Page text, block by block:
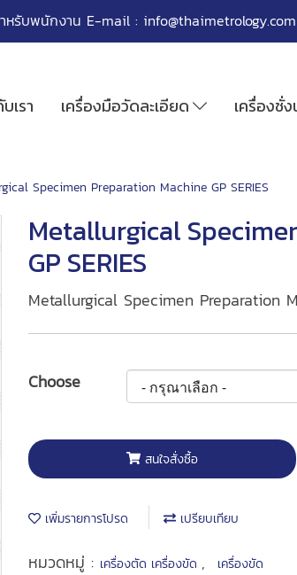
หรับพนักงาน E-mail : info@thaimetrology.com
เรา เครื่องมือวัดละเอียด เครื่องชั่
Specimen Preparation Machine GP SERIES
Metallurgical
GP SERIES
Metallurgical Specimen Preparation
Choose
สนใจสั่งซื้อ
เพิ่มรายการโปรด เปรียบเทียบ
หมวดหมู่ : เครื่องตัด เครื่องขัด , เครื่องขัด